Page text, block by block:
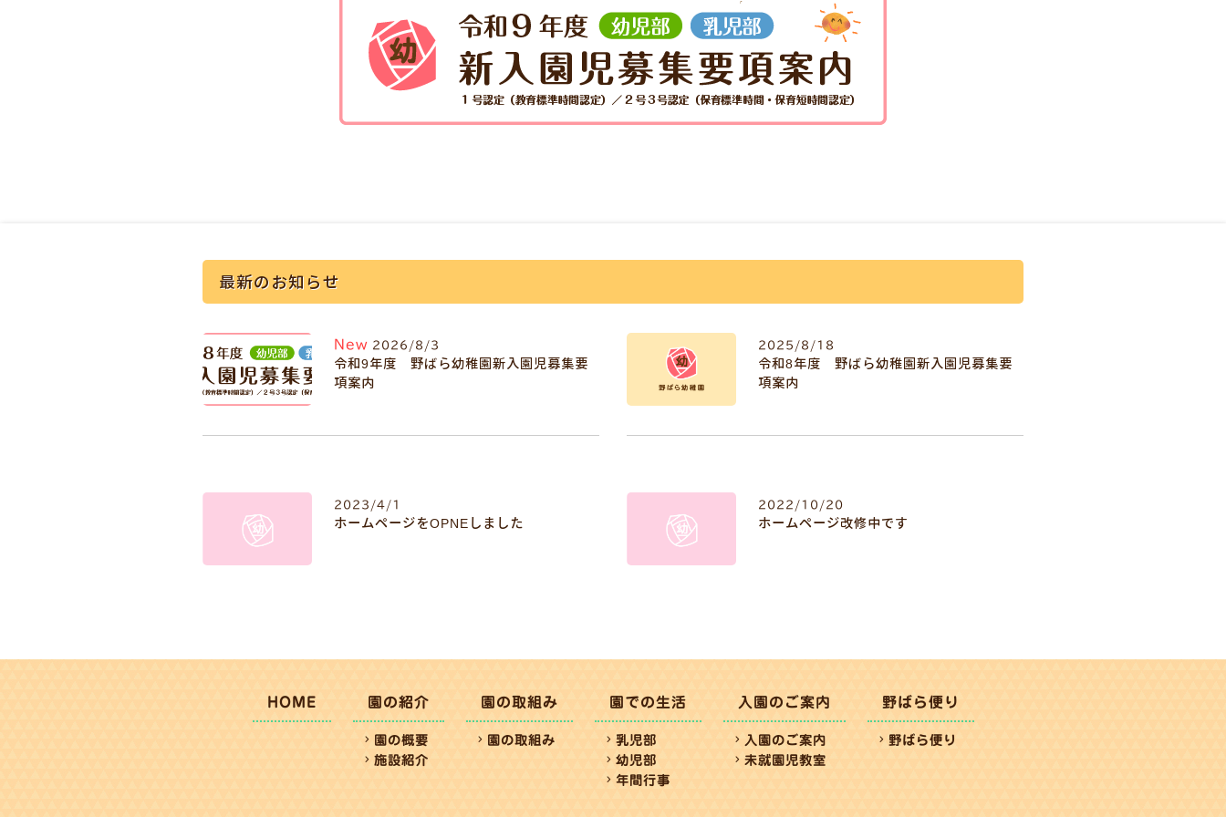
最新のお知らせ
New 2026/8/3
令和9年度 野ばら幼稚園新入園児募集要
項案内
2025/8/18
令和8年度 野ばら幼稚園新入園児募集要
項案内
2023/4/1
ホームページをOPNEしました
2022/10/20
ホームページ改修中です
HOME 園の紹介
園の概要
施設紹介
園の取組み
園の取組み
園での生活
乳児部
幼児部
年間行事
入園のご案内
入園のご案内
未就園児教室
野ばら便り
野ばら便り